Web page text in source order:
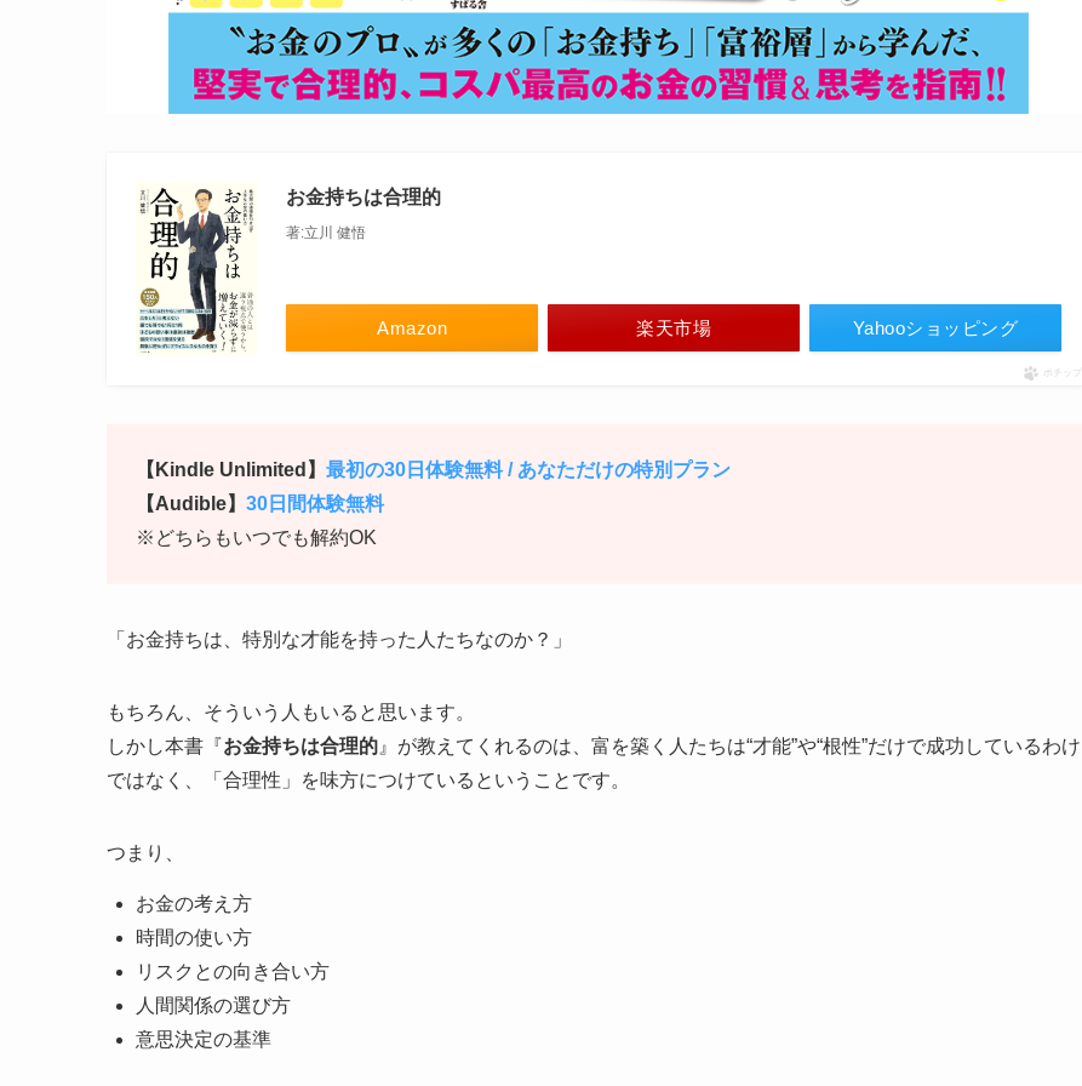
お金持ちは合理的
著:立川 健悟
Amazon 楽天市場 Yahooショッピング
ポチップ
【Kindle Unlimited】 最初の30日体験無料 / あなただけの特別プラン
【Audible】 30日間体験無料
※どちらもいつでも解約OK
「お金持ちは、特別な才能を持った人たちなのか？」
もちろん、そういう人もいると思います。
しかし本書『お金持ちは合理的 』が教えてくれるのは、富を築く人たちは“才能”や“根性”だけで成功しているわけ
ではなく、「合理性」を味方につけているということです。
つまり、
お金の考え方
時間の使い方
リスクとの向き合い方
人間関係の選び方
意思決定の基準